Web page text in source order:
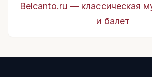
Belcanto.ru — классическая
и балет